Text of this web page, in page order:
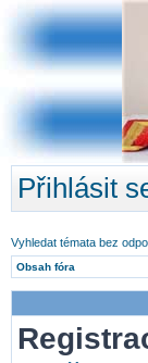
Přihlásit
Vyhledat témata bez
Obsah fóra